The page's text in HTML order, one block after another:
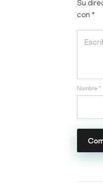
Su
con *
Nombre *